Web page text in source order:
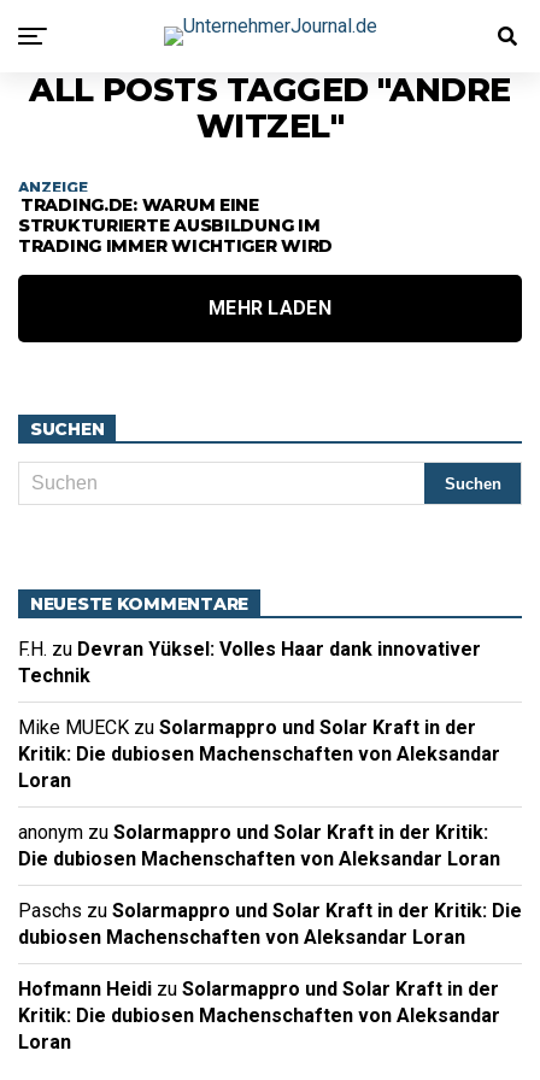
ALL POSTS TAGGED "ANDRE
WITZEL"
ANZEIGE
TRADING.DE: WARUM EINE
STRUKTURIERTE AUSBILDUNG IM
TRADING IMMER WICHTIGER WIRD
MEHR LADEN
SUCHEN
NEUESTE KOMMENTARE
F.H. zu Devran Yüksel: Volles Haar dank innovativer
Technik
Mike MUECK zu Solarmappro und Solar Kraft in der
Kritik: Die dubiosen Machenschaften von Aleksandar
Loran
anonym zu Solarmappro und Solar Kraft in der Kritik:
Die dubiosen Machenschaften von Aleksandar Loran
Paschs zu Solarmappro und Solar Kraft in der Kritik: Die
dubiosen Machenschaften von Aleksandar Loran
Hofmann Heidi zu Solarmappro und Solar Kraft in der
Kritik: Die dubiosen Machenschaften von Aleksandar
Loran